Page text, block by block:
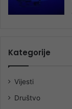
Kategorije
Vijesti
Društvo